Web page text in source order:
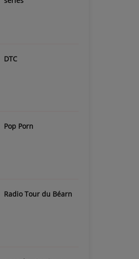
DTC
Pop Porn
Radio Tour du Béarn